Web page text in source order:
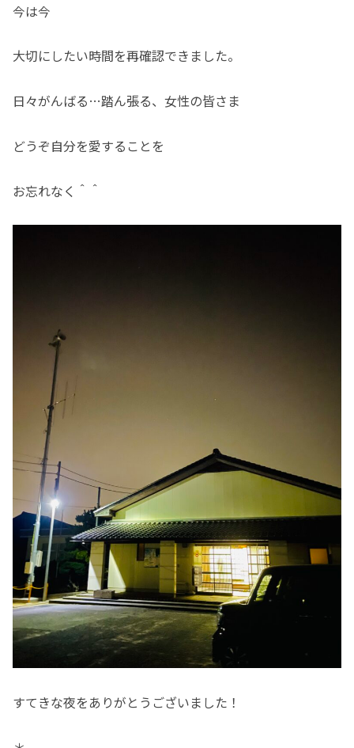
今は今
大切にしたい時間を再確認できました。
日々がんばる…踏ん張る、女性の皆さま
どうぞ自分を愛することを
お忘れなく＾＾
すてきな夜をありがとうございました！